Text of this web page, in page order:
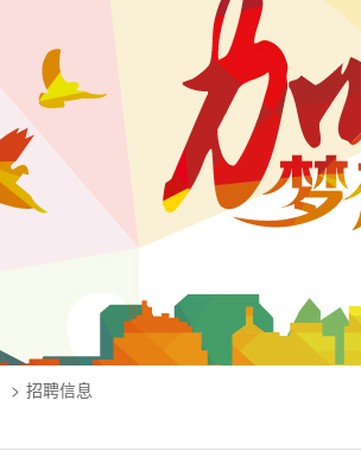
招聘信息